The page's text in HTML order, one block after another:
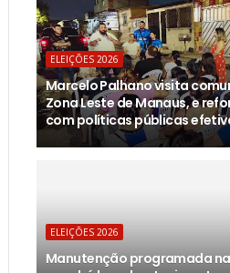
ELEIÇÕES 2026
Marcelo Palhano visita
Zona Leste de Manaus, e
com políticas públicas
ELEIÇÕES 2026
Manutenção programada